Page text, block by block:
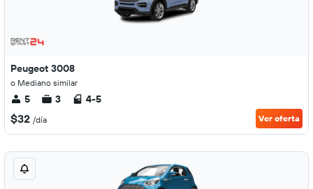
Peugeot 3008
o Mediano similar
5 3 4-5
$32 /día Ver oferta